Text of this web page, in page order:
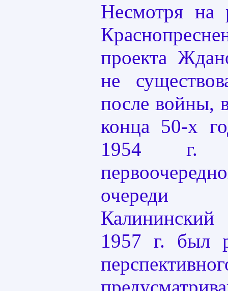
Несмотря на
проекта
не
после войны,
конца 50-х
1954 г.
очереди
Калининский
1957 г. был